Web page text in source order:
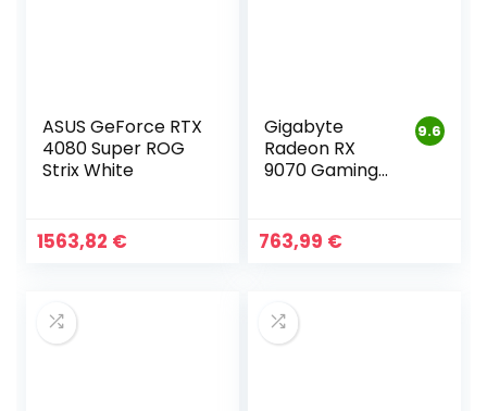
ASUS GeForce RTX
4080 Super ROG
Strix White
1563,82 €
9.6
Gigabyte
Radeon RX
9070 Gaming
763,99 €